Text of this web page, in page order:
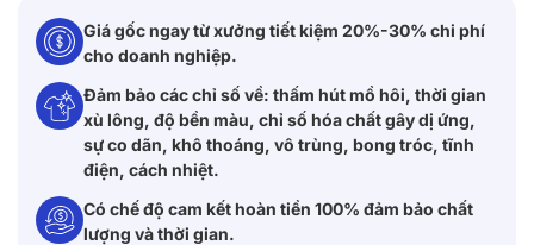
Giá gốc ngay từ xưởng tiết kiệm 20%-30% chi phí
cho doanh nghiệp.
Đảm bảo các chỉ số về: thấm hút mồ hôi, thời gian
xù lông, độ bền màu, chỉ số hóa chất gây dị ứng,
sự co dãn, khô thoáng, vô trùng, bong tróc, tĩnh
điện, cách nhiệt.
Có chế độ cam kết hoàn tiền 100% đảm bảo chất
lượng và thời gian.